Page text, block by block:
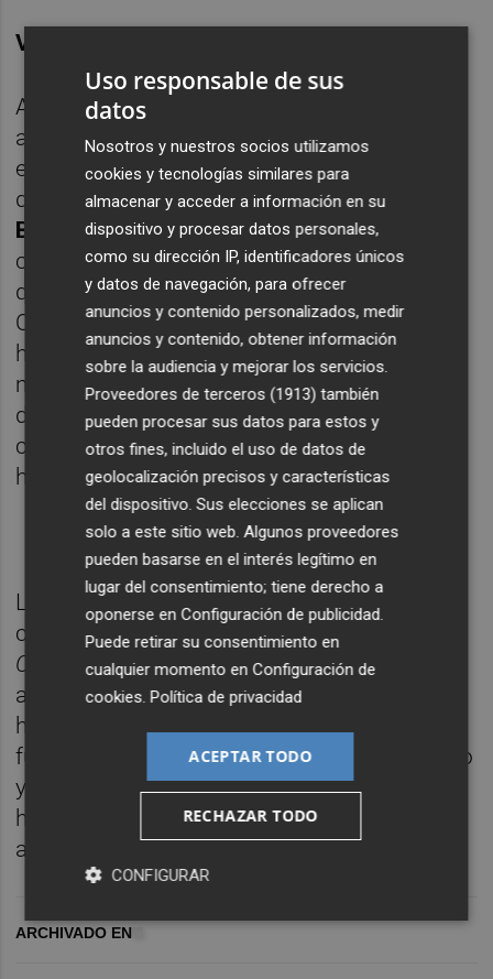
VEJEZ Y JUVENTUD
Además Otello es la obra de un Verdi de 83
años, que rompe su retiro a instancias del
editor
Giulio Ricordipara musicar la tragedia
de
Shakespearesobre libreto deArrigo
Boito
. Carmen, por el contrario, es
compuesta por un joven Bizet de 36 años
que moriría muy poco después del estreno.
Otello incorpora la forma wagneriana de no
hacer interrupciones entre los números,
mientras que Carmen se ajusta al esquema
de la opéracomique francesa, con números
claramente diferenciados y diálogos
hablados.
La fortuna de estas dos obras fue también
contrapuesta. Mientras que el estreno de
Otello
en Milán en 1887 fue un éxito
apoteósico y el telón hubo de ser levantado
hasta veinte veces por los aplausos,
fue acogida fríamente en 1875 por el público
y la crítica parisinos. El tiempo ha invertido
hoy, en cierto modo, las preferencias de los
auditorios hacia una y otra obra.
ARCHIVADO EN
Uso responsable de sus
datos
Nosotros y nuestros socios utilizamos
cookies y tecnologías similares para
almacenar y acceder a información en su
dispositivo y procesar datos personales,
como su dirección IP, identificadores únicos
y datos de navegación, para ofrecer
anuncios y contenido personalizados, medir
anuncios y contenido, obtener información
sobre la audiencia y mejorar los servicios.
Proveedores de terceros (1913) también
pueden procesar sus datos para estos y
otros fines, incluido el uso de datos de
geolocalización precisos y características
del dispositivo. Sus elecciones se aplican
solo a este sitio web. Algunos proveedores
pueden basarse en el interés legítimo en
lugar del consentimiento; tiene derecho a
oponerse enConfiguración de publicidad
Puede retirar su consentimiento en
cualquier momento enConfiguración de
cookies .Política de privacidad
ACEPTAR TODO
RECHAZAR TODO
CONFIGURAR